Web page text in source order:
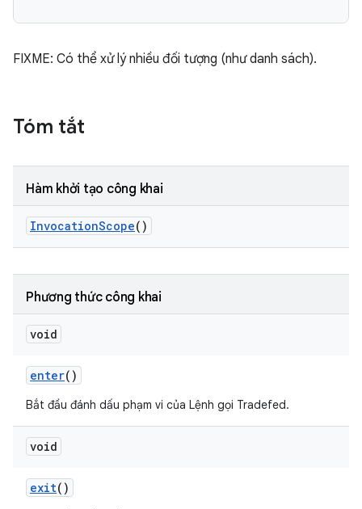
FIXME: Có thể xử lý nhiều đối tượng (như danh sách).
Tóm tắt
Hàm khởi tạo công khai
InvocationScope()
Phương thức công khai
void
enter()
Bắt đầu đánh dấu phạm vi của Lệnh gọi Tradefed.
void
exit()